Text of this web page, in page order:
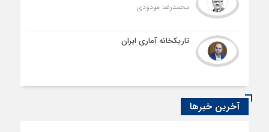
محمدرضا مودودی
تاریکخانه آماری ایران
آخرین خبرها